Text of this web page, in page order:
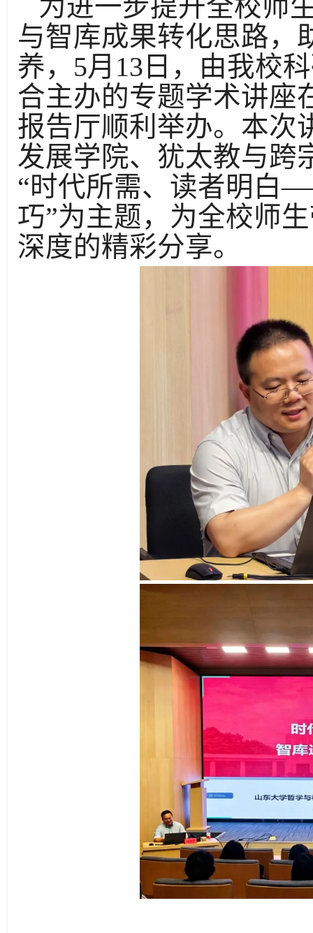
为进一步提升全校师
与智库成果转化思路，
养， 5月13日，由我校
合主办的专题学术讲座
报告厅顺利举办。本次
发展学院、犹太教与跨
“时代所需、读者明白
巧”为主题，为全校师
深度的精彩分享。